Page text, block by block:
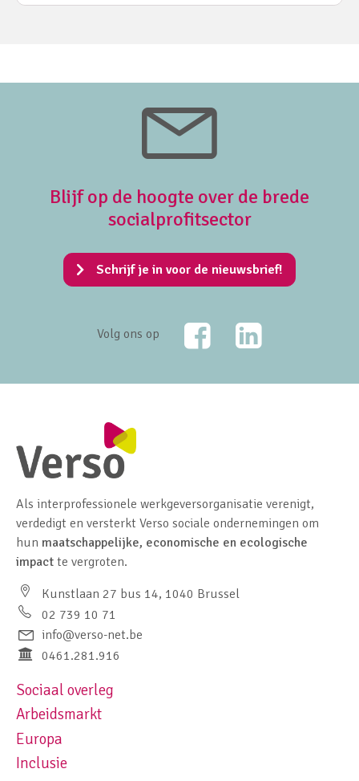
Blijf op de hoogte over de brede
socialprofitsector
Schrijf je in voor de nieuwsbrief!
Volg ons op
FacebookLinkedIn
Als interprofessionele werkgeversorganisatie verenigt,
verdedigt en versterkt Verso sociale ondernemingen om
hun maatschappelijke, economische en ecologische
impact te vergroten.
Kunstlaan 27 bus 14, 1040 Brussel
02 739 10 71
info@verso-net.be
0461.281.916
Footer navigation left
Sociaal overleg
Arbeidsmarkt
Europa
Inclusie